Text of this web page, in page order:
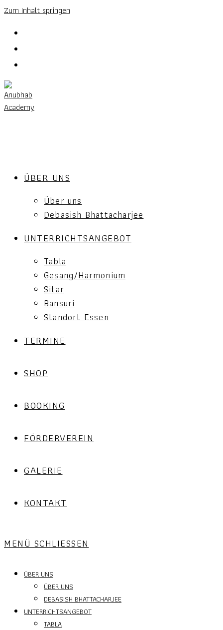
Zum Inhalt springen
ÜBER UNS
Über uns
Debasish Bhattacharjee
UNTERRICHTSANGEBOT
Tabla
Gesang/Harmonium
Sitar
Bansuri
Standort Essen
TERMINE
SHOP
BOOKING
FÖRDERVEREIN
GALERIE
KONTAKT
MENÜ SCHLIESSEN
ÜBER UNS
ÜBER UNS
DEBASISH BHATTACHARJEE
UNTERRICHTSANGEBOT
TABLA